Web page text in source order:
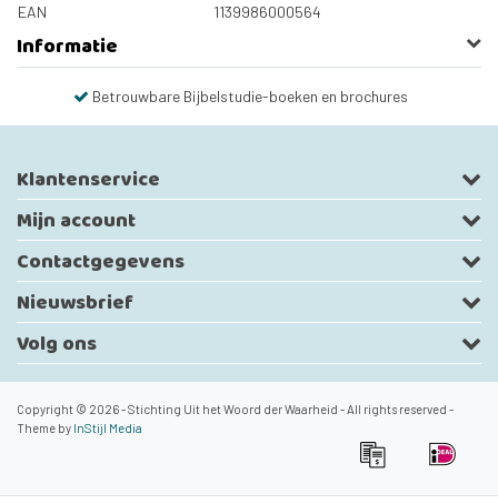
EAN
1139986000564
Informatie
Betrouwbare Bijbelstudie-boeken en brochures
Klantenservice
Mijn account
Contactgegevens
Nieuwsbrief
Volg ons
Copyright © 2026 - Stichting Uit het Woord der Waarheid - All rights reserved -
Theme by InStijl Media